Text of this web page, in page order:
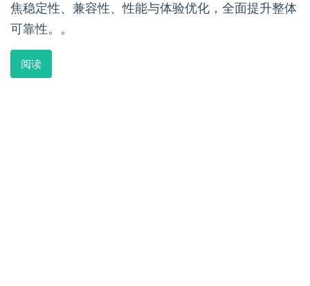
焦稳定性、兼容性、性能与体验优化，全面提升整体
可靠性。。
阅读